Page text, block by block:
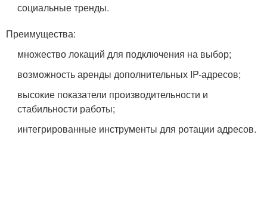
социальные тренды.
Преимущества:
множество локаций для подключения на выбор;
возможность аренды дополнительных IP-адресов;
высокие показатели производительности и
стабильности работы;
интегрированные инструменты для ротации адресов.